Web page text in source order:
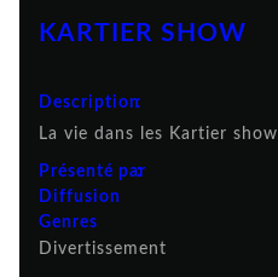
KARTIER SHOW
Description:
La vie dans les Kartier show
Présenté par
:
Diffusion
:
Genres
:
Divertissement